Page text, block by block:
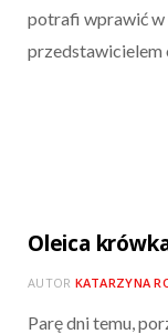
potrafi wprawić w
przedstawicielem
Oleica
AUTOR KATARZYNA
Parę dni temu,